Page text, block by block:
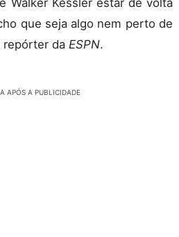
Walker Kessler estar de volta
que seja algo nem perto de
repórter da ESPN.
APÓS A PUBLICIDADE